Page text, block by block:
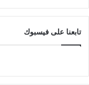
تابعنا على فيسبوك